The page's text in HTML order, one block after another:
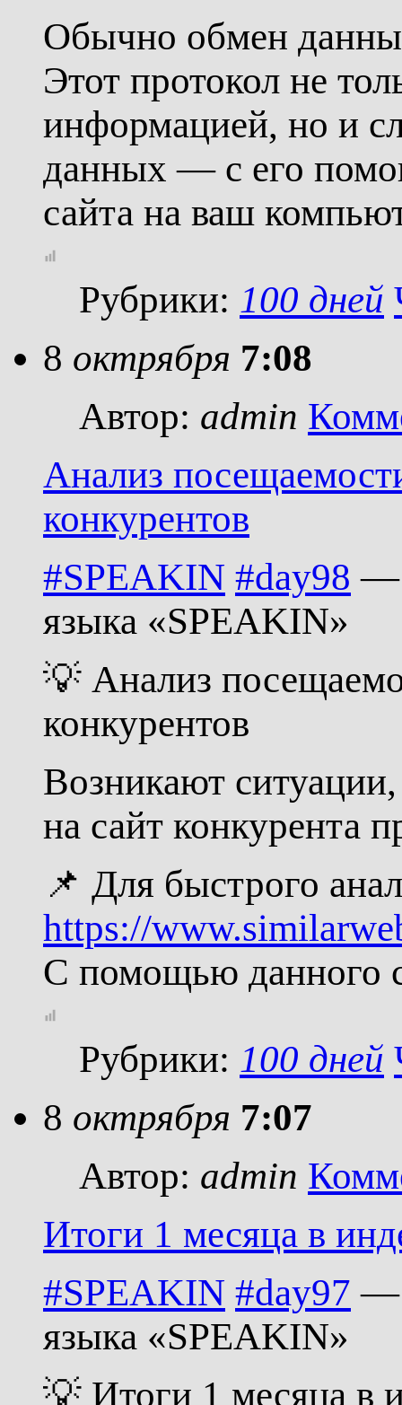
Обычно обмен
Этот протокол не
информацией, но и
данных — с его
сайта на ваш
Рубрики: 100 дней
8 октрября 7:08
Автор: admin
Анализ
конкурентов
#SPEAKIN #day98 —
языка «SPEAKIN»
💡 Анализ
конкурентов
Возникают
на сайт конкурента
📌 Для быстрого
https://
С помощью данного
Рубрики: 100 дней
8 октрября 7:07
Автор: admin
Итоги 1 месяца в
#SPEAKIN #day97 —
языка «SPEAKIN»
💡 Итоги 1 месяца в